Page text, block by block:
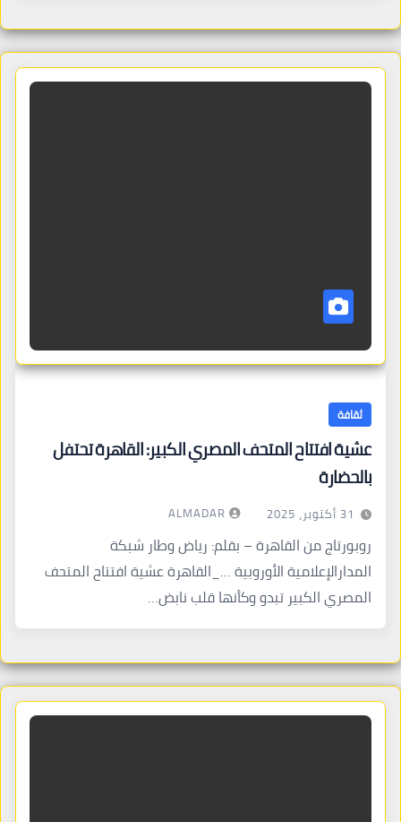
ثقافة
عشية افتتاح المتحف المصري الكبير: القاهرة تحتفل
بالحضارة
31 أكتوبر، 2025 ALMADAR
روبورتاج من القاهرة – بقلم: رياض وطار شبكة
المدارالإعلامية الأوروبية …_القاهرة عشية افتتاح المتحف
المصري الكبير تبدو وكأنها قلب نابض…